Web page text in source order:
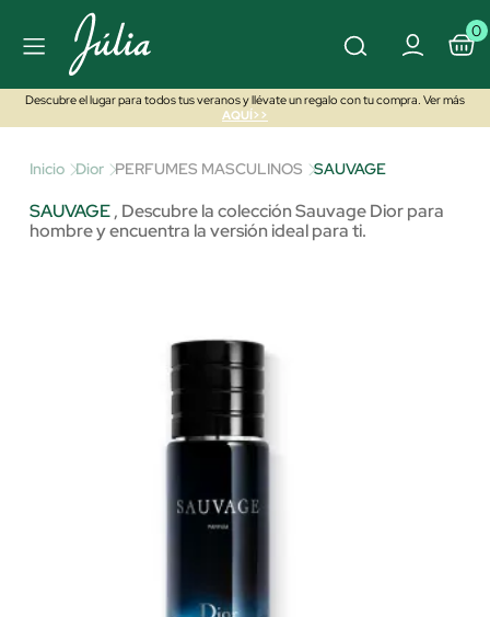
0
Descubre el lugar para todos tus veranos y llévate un regalo con tu compra. Ver más
AQUÍ>>
Inicio Dior PERFUMES MASCULINOS SAUVAGE
SAUVAGE, Descubre la colección Sauvage Dior para
hombre y encuentra la versión ideal para ti.